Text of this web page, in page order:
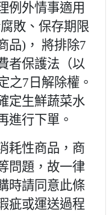
例外情事適用
敗、保存期限
品)， 將排除7
者保護法（以
之7日解除權。
定生鮮蔬菜水
進行下單。
耗性商品，商
問題，故一律
時請同意此條
疵或運送過程